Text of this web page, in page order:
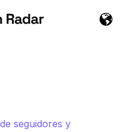
seguidores y